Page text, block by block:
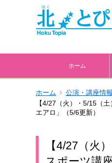
ホーム
ホーム
公演・講座情報
【4/27（火）・5/15（
エアロ」（5/6更新）
【4/27（火